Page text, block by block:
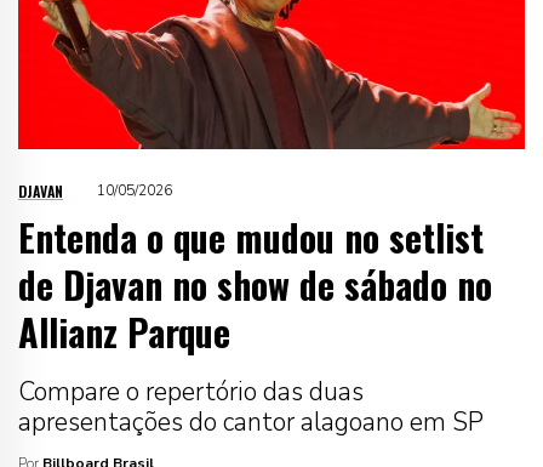
DJAVAN 10/05/2026
Entenda o que mudou no setlist
de Djavan no show de sábado no
Allianz Parque
Compare o repertório das duas
apresentações do cantor alagoano em SP